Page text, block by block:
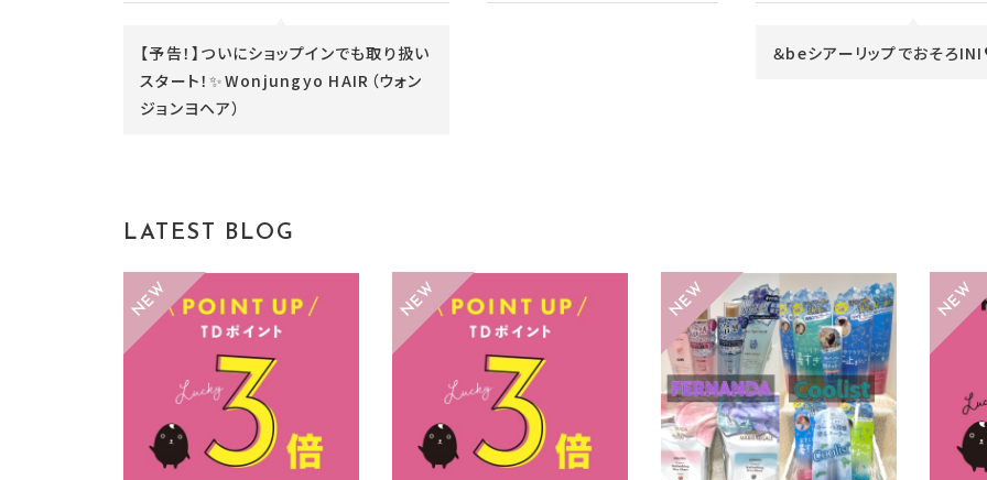
【予告！】ついにショップインでも取り扱い
スタート！✨Wonjungyo HAIR（ウォン
ジョンヨヘア）
＆beシアーリップでおそろ
LATEST BLOG